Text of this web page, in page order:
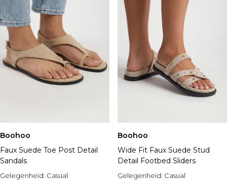
Boohoo
Faux Suede Toe Post Detail
Sandals
Gelegenheid: Casual
Boohoo
Wide Fit Faux Suede Stud
Detail Footbed Sliders
Gelegenheid: Casual